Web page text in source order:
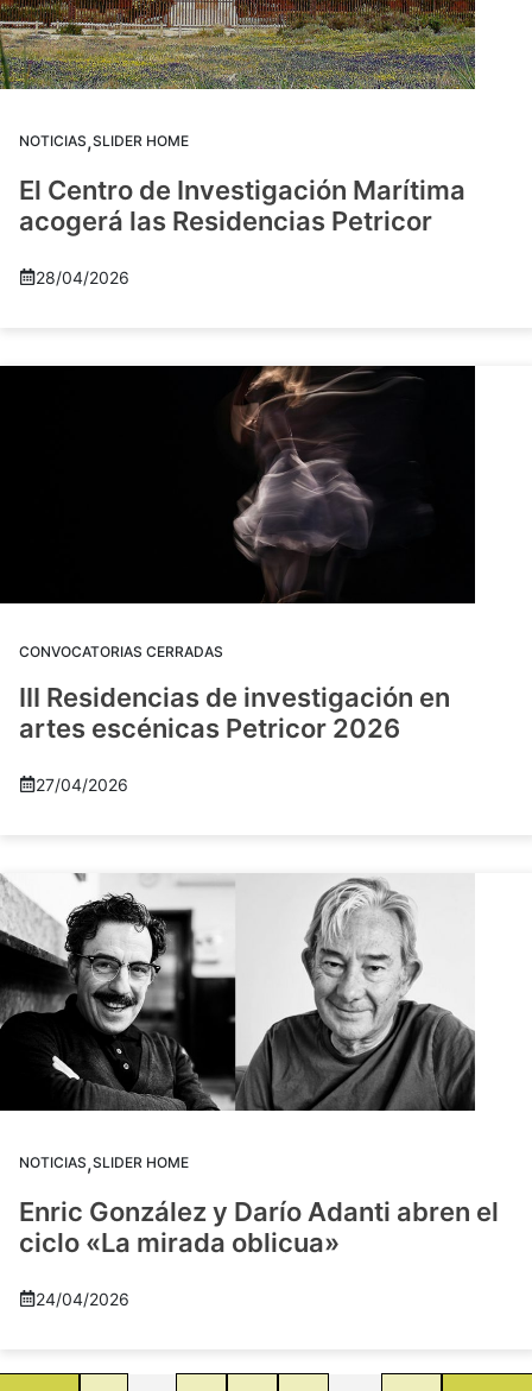
NOTICIAS,SLIDER HOME
El Centro de Investigación Marítima
acogerá las Residencias Petricor
28/04/2026
CONVOCATORIAS CERRADAS
III Residencias de investigación en
artes escénicas Petricor 2026
27/04/2026
NOTICIAS,SLIDER HOME
Enric González y Darío Adanti abren el
ciclo «La mirada oblicua»
24/04/2026